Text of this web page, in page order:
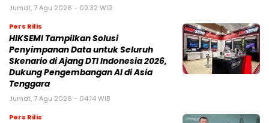
Jumat, 7 Agu 2026 - 09:32 WIB
Pers Rilis
HIKSEMI Tampilkan Solusi
Penyimpanan Data untuk Seluruh
Skenario di Ajang DTI Indonesia 2026,
Dukung Pengembangan AI di Asia
Tenggara
Jumat, 7 Agu 2026 - 04:14 WIB
Pers Rilis